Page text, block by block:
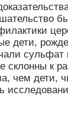
дети,
сульфат
склонны к
чем дети,